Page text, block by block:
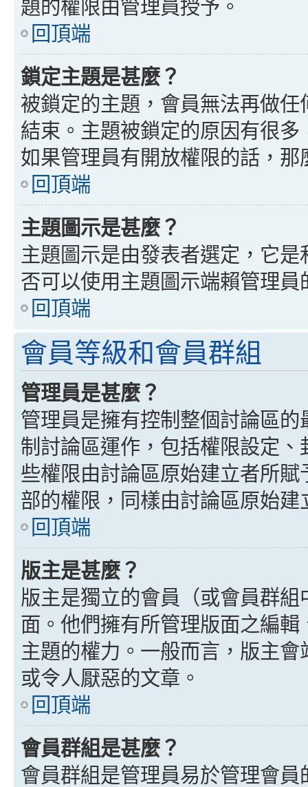
題的權限由管理員授予。
回頂端
鎖定主題是甚麼？
被鎖定的主題，會員無法再做
結束。主題被鎖定的原因有很
如果管理員有開放權限的話，
回頂端
主題圖示是甚麼？
主題圖示是由發表者選定，它
否可以使用主題圖示端賴管理員
回頂端
會員等級和會員群組
管理員是甚麼？
管理員是擁有控制整個討論區
制討論區運作，包括權限設定
些權限由討論區原始建立者所
部的權限，同樣由討論區原始建
回頂端
版主是甚麼？
版主是獨立的會員（或會員群
面。他們擁有所管理版面之編
主題的權力。一般而言，版主
或令人厭惡的文章。
回頂端
會員群組是甚麼？
會員群組是管理員易於管理會